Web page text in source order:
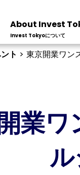
About Invest
Invest Tokyoについて
ト > 東京開業ワン
業ワ